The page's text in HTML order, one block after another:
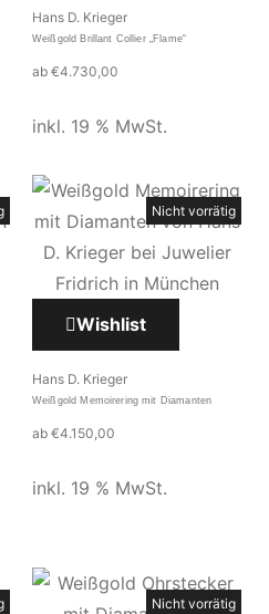
Hans D. Krieger
Weißgold Brillant Collier „Flame“
ab €4.730,00
inkl. 19 % MwSt.
Nicht vorrätig
Wishlist
Hans D. Krieger
Weißgold Memoirering mit Diamanten
ab €4.150,00
inkl. 19 % MwSt.
Nicht vorrätig